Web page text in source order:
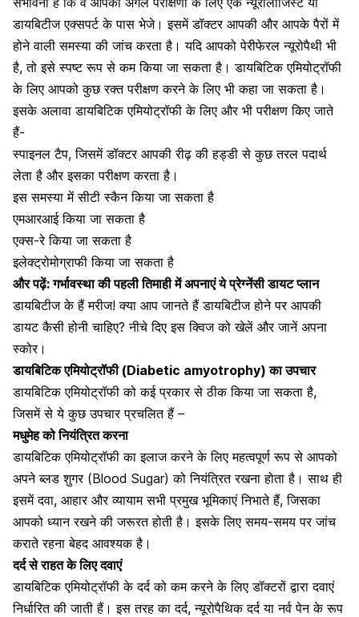
डायबिटीज एक्सपर्ट के पास भेजे। इसमें डॉक्टर आपकी और आपके पैरों में
होने वाली समस्या की जांच करता है। यदि आपको पेरीफेरल न्यूरोपैथी भी
है, तो इसे स्पष्ट रूप से कम किया जा सकता है। डायबिटिक एमियोट्रॉफी
के लिए आपको कुछ रक्त परीक्षण करने के लिए भी कहा जा सकता है।
इसके अलावा डायबिटिक एमियोट्रॉफी के लिए और भी परीक्षण किए जाते
हैं-
स्पाइनल टैप, जिसमें डॉक्टर आपकी रीढ़ की हड्डी से कुछ तरल पदार्थ
लेता है और इसका परीक्षण करता है।
इस समस्या में सीटी स्कैन किया जा सकता है
एमआरआई किया जा सकता है
एक्स-रे किया जा सकता है
इलेक्ट्रोमोग्राफी किया जा सकता है
और पढ़ें:गर्भावस्था की पहली तिमाही में अपनाएं ये प्रेग्नेंसी डायट प्लान
डायबिटीज के हैं मरीज! क्या आप जानते हैं डायबिटीज होने पर आपकी
डायट कैसी होनी चाहिए? नीचे दिए इस क्विज को खेलें और जानें अपना
स्कोर।
डायबिटिक एमियोट्रॉफी (Diabetic amyotrophy) का उपचार
डायबिटिक एमियोट्रॉफी को कई प्रकार से ठीक किया जा सकता है,
जिसमें से ये कुछ उपचार प्रचलित हैं –
मधुमेह को नियंत्रित करना
डायबिटिक एमियोट्रॉफी का इलाज करने के लिए महत्वपूर्ण रूप से आपको
अपने ब्लड शुगर (Blood Sugar) को नियंत्रित रखना होता है। साथ ही
इसमें दवा, आहार और व्यायाम सभी प्रमुख भूमिकाएं निभाते हैं, जिसका
आपको ध्यान रखने की जरूरत होती है। इसके लिए समय-समय पर जांच
कराते रहना बेहद आवश्यक है।
दर्द से राहत के लिए दवाएं
डायबिटिक एमियोट्रॉफी के दर्द को कम करने के लिए डॉक्टरों द्वारा दवाएं
निर्धारित की जाती हैं। इस तरह का दर्द, न्यूरोपैथिक दर्द या नर्व पेन के रूप